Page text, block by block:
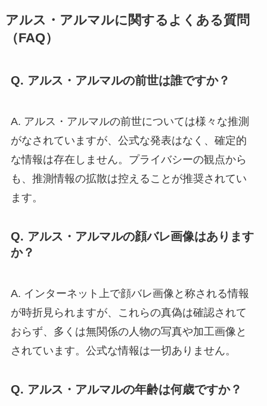
アルス・アルマルに関するよくある質問
（FAQ）
Q. アルス・アルマルの前世は誰ですか？
A. アルス・アルマルの前世については様々な推測
がなされていますが、公式な発表はなく、確定的
な情報は存在しません。プライバシーの観点から
も、推測情報の拡散は控えることが推奨されてい
ます。
Q. アルス・アルマルの顔バレ画像はあります
か？
A. インターネット上で顔バレ画像と称される情報
が時折見られますが、これらの真偽は確認されて
おらず、多くは無関係の人物の写真や加工画像と
されています。公式な情報は一切ありません。
Q. アルス・アルマルの年齢は何歳ですか？